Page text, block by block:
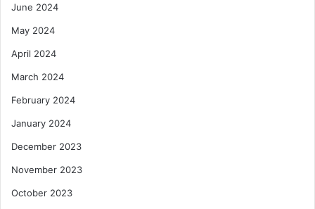
June 2024
May 2024
April 2024
March 2024
February 2024
January 2024
December 2023
November 2023
October 2023